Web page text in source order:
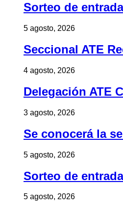
Sorteo de
5 agosto, 2026
Seccional ATE
4 agosto, 2026
Delegación ATE
3 agosto, 2026
Se conocerá la
5 agosto, 2026
Sorteo de
5 agosto, 2026